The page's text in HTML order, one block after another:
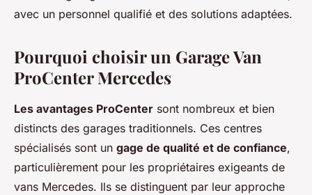
avec un personnel qualifié et des solutions adaptées.
Pourquoi choisir un Garage Van
ProCenter Mercedes
Les avantages ProCenter sont nombreux et bien
distincts des garages traditionnels. Ces centres
spécialisés sont un gage de qualité et de confiance,
particulièrement pour les propriétaires exigeants de
vans Mercedes. Ils se distinguent par leur approche